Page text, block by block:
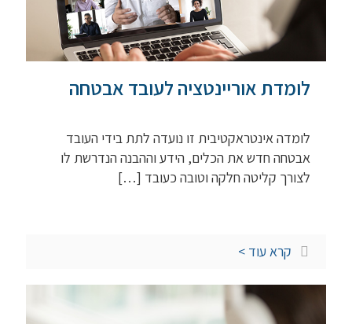
לומדת אוריינטציה לעובד אבטחה
לומדה אינטראקטיבית זו נועדה לתת בידי העובד
אבטחה חדש את הכלים, הידע וההבנה הנדרשת לו
לצורך קליטה חלקה וטובה כעובד […]
קרא עוד >